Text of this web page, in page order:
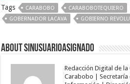
Tags CARABOBO CARABOBOTEQUIERO
GOBERNADOR LACAVA
GOBIERNO
About sinusuarioasignado
Redacción Digital de
Carabobo | Secretaría